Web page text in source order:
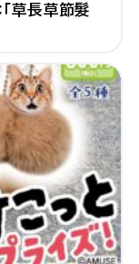
草長草節髮